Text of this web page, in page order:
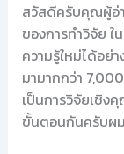
สวัสดีครับคุณผู้อ่
ของการทำวิจัย
ความรู้ใหม่ได้อย่
มามากกว่า
เป็นการวิจัยเชิง
ขั้นตอนกันครับผม